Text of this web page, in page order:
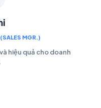
MGR.)
hiệu quả cho doanh